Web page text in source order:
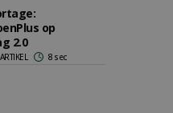
op
2.0
8 sec